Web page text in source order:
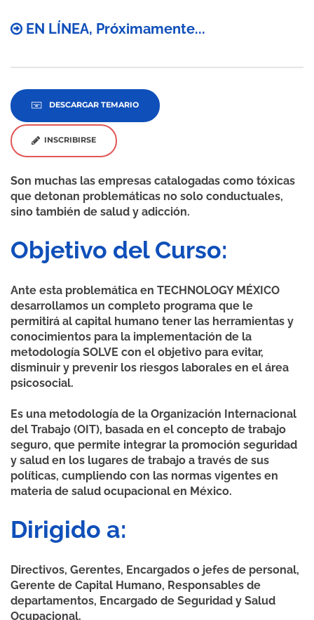
EN LÍNEA, Próximamente...
DESCARGAR TEMARIO
INSCRIBIRSE
Son muchas las empresas catalogadas como tóxicas
que detonan problemáticas no solo conductuales,
sino también de salud y adicción.
Objetivo del Curso:
Ante esta problemática en TECHNOLOGY MÉXICO
desarrollamos un completo programa que le
permitirá al capital humano tener las herramientas y
conocimientos para la implementación de la
metodología SOLVE con el objetivo para evitar,
disminuir y prevenir los riesgos laborales en el área
psicosocial.
Es una metodología de la Organización Internacional
del Trabajo (OIT), basada en el concepto de trabajo
seguro, que permite integrar la promoción seguridad
y salud en los lugares de trabajo a través de sus
políticas, cumpliendo con las normas vigentes en
materia de salud ocupacional en México.
Dirigido a:
Directivos, Gerentes, Encargados o jefes de personal,
Gerente de Capital Humano, Responsables de
departamentos, Encargado de Seguridad y Salud
Ocupacional.